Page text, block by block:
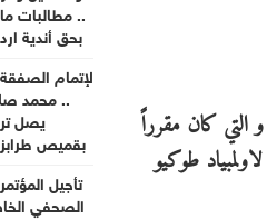
التي كان مقرراً
طوكيو